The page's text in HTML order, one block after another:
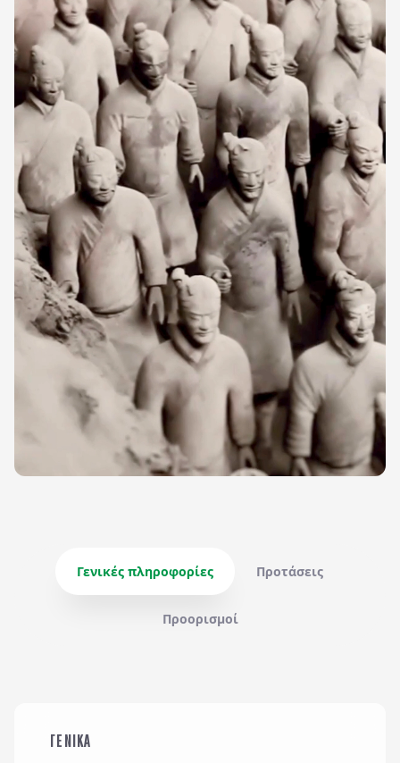
Γενικές πληροφορίες Προτάσεις
Προορισμοί
ΓΕΝΙΚΑ